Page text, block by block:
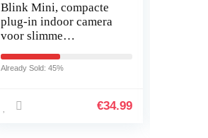
Blink Mini, compacte
plug-in indoor camera
voor slimme
video,
Already Sold: 45%
€34.99